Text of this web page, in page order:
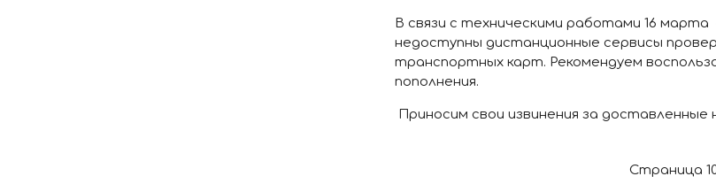
В связи с техническими работами 16 марта
недоступны дистанционные сервисы
транспортных карт. Рекомендуем
пополнения.
Приносим свои извинения за доставленные
Страница